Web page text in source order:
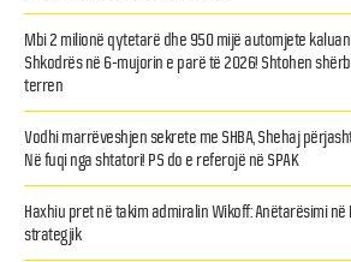
Mbi 2 milionë qytetarë dhe 950 mijë automjete
Shkodrës në 6-mujorin e parë të 2026! Shtohen
terren
Vodhi marrëveshjen sekrete me SHBA, Shehaj
Në fuqi nga shtatori! PS do e referojë në SPAK
Haxhiu pret në takim admiralin Wikoff: Anëtarësimi në
strategjik